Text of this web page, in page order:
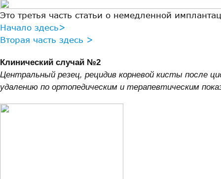
Это третья часть статьи о немедленной
Начало здесь>
Вторая часть здесь >
Клинический случай №2
Центральный резец, рецидив корневой кисты после
удалению по ортопедическим и терапевтическим